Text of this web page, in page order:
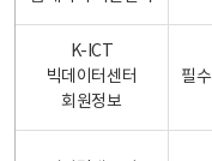
K-ICT
빅데이터센터
회원정보
필수